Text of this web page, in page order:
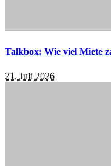
Talkbox: Wie viel Miete
21. Juli 2026